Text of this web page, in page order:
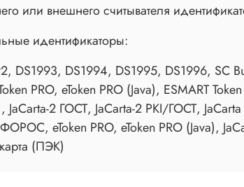
или внешнего считывателя
идентификаторы:
DS1993, DS1994, DS1995, DS1996, SC
PRO, eToken PRO (Java), ESMART
JaCarta-2 ГОСТ, JaCarta-2 PKI/ГОСТ,
eToken PRO, eToken PRO (Java),
(ПЭК)